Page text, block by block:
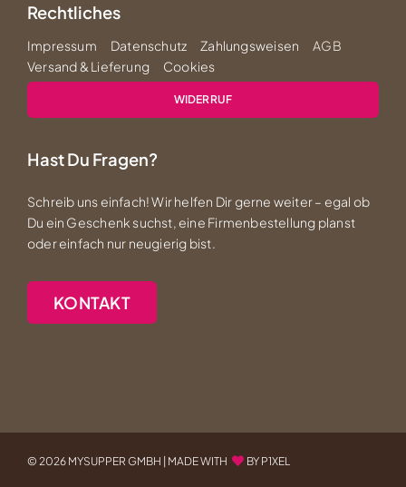
Rechtliches
Impressum Datenschutz Zahlungsweisen
AGB
Versand & Lieferung
Cookies
WIDERRUF
Hast Du Fragen?
Schreib uns einfach! Wir helfen Dir gerne weiter – egal ob
Du ein Geschenk suchst, eine Firmenbestellung planst
oder einfach nur neugierig bist.
KONTAKT
© 2026 MYSUPPER GMBH | MADE WITH BY P1XEL